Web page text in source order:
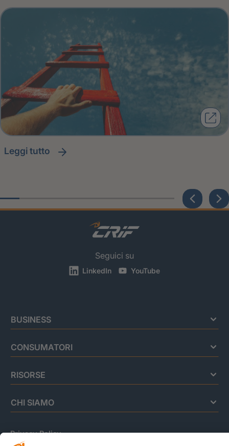
leggi tutto
Seguici su
LinkedIn YouTube
BUSINESS
CONSUMATORI
RISORSE
CHI SIAMO
Privacy Policy